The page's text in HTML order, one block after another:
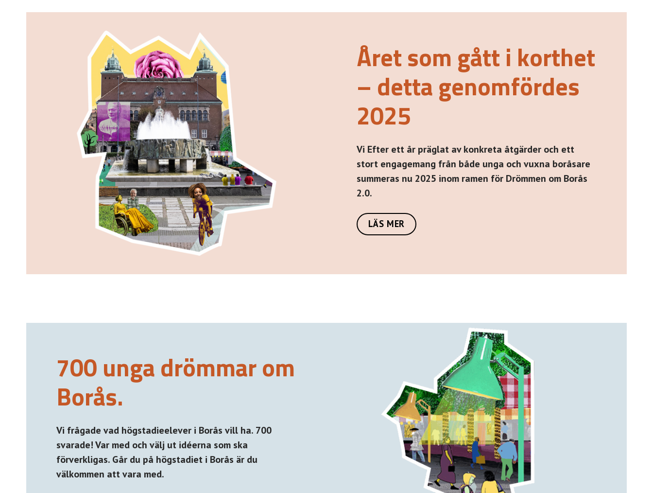
Året som gått i korthet
– detta genomfördes
2025
Vi Efter ett år präglat av konkreta åtgärder och ett
stort engagemang från både unga och vuxna boråsare
summeras nu 2025 inom ramen för Drömmen om Borås
2.0.
LÄS MER
700 unga drömmar om
Borås.
Vi frågade vad högstadieelever i Borås vill ha. 700
svarade! Var med och välj ut idéerna som ska
förverkligas. Går du på högstadiet i Borås är du
välkommen att vara med.